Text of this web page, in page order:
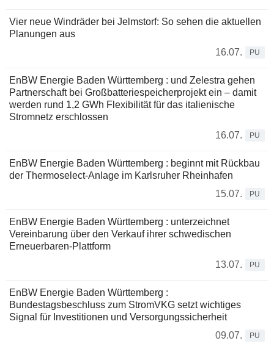
Vier neue Windräder bei Jelmstorf: So sehen die aktuellen
Planungen aus
16.07.
PU
EnBW Energie Baden Württemberg : und Zelestra gehen
Partnerschaft bei Großbatteriespeicherprojekt ein – damit
werden rund 1,2 GWh Flexibilität für das italienische
Stromnetz erschlossen
16.07.
PU
EnBW Energie Baden Württemberg : beginnt mit Rückbau
der Thermoselect-Anlage im Karlsruher Rheinhafen
15.07.
PU
EnBW Energie Baden Württemberg : unterzeichnet
Vereinbarung über den Verkauf ihrer schwedischen
Erneuerbaren-Plattform
13.07.
PU
EnBW Energie Baden Württemberg :
Bundestagsbeschluss zum StromVKG setzt wichtiges
Signal für Investitionen und Versorgungssicherheit
09.07.
PU